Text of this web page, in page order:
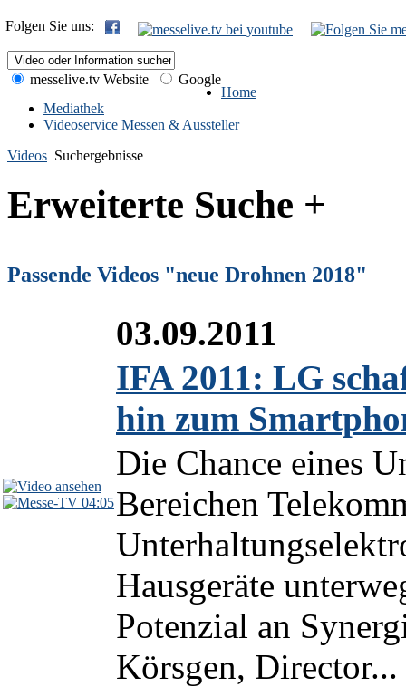
Folgen Sie uns:
messelive.tv Website
Google
Home
Mediathek
Videoservice Messen & Aussteller
Videos Suchergebnisse
Erweiterte Suche +
Passende Videos "neue Drohnen 2018"
04:05
03.09.2011
IFA 2011: LG
hin zum
Die Chance eines
Bereichen
Hausgeräte
Potenzial an
Körsgen, Director...